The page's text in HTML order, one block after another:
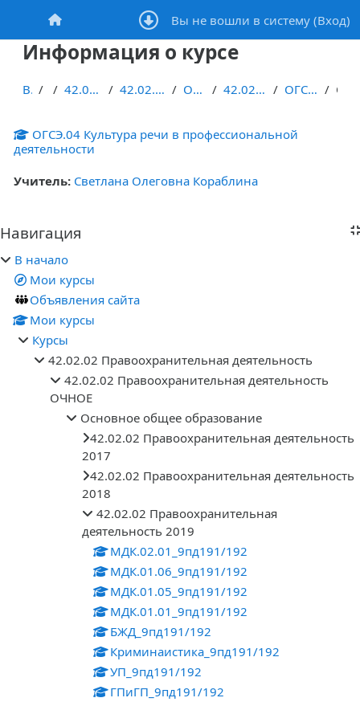
Перейти к основному содержанию
В начало Вы не вошли в систему (Вход)
Информация о курсе
В начало Курсы 42.02.02 Правоохранительная деятельность 42.02.02 Правоохранительная деятельность ОЧНОЕ Основное общее образование 42.02.02 Правоохранительная деятельность 2019 ОГСЭ.04_9ПД191/192_Культура речи в ПД
ОГСЭ.04 Культура речи в профессиональной
деятельности
Учитель: Светлана Олеговна Кораблина
Блоки
Пропустить Навигация
Навигация
В начало
Мои курсы
Объявления сайта
Мои курсы
Курсы
42.02.02 Правоохранительная деятельность
42.02.02 Правоохранительная деятельность
ОЧНОЕ
Основное общее образование
42.02.02 Правоохранительная деятельность
2017
42.02.02 Правоохранительная деятельность
2018
42.02.02 Правоохранительная
деятельность 2019
МДК.02.01_9пд191/192
МДК.01.06_9пд191/192
МДК.01.05_9пд191/192
МДК.01.01_9пд191/192
БЖД_9пд191/192
Криминаистика_9пд191/192
УП_9пд191/192
ГПиГП_9пд191/192